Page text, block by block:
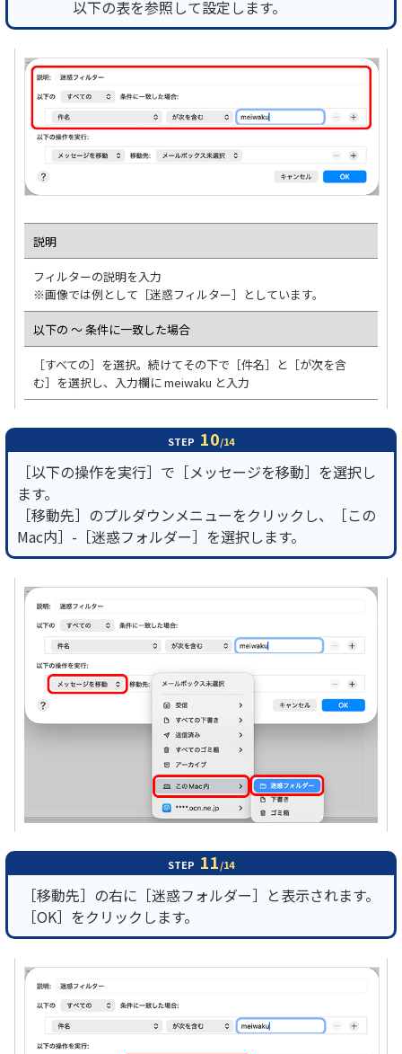
以下の表を参照して設定します。
説明
フィルターの説明を入力
※画像では例として［迷惑フィルター］としています。
以下の ～ 条件に一致した場合
［すべての］を選択。続けてその下で［件名］と［が次を含
む］を選択し、入力欄に meiwaku と入力
STEP 10/14
［以下の操作を実行］で［メッセージを移動］を選択し
ます。
［移動先］のプルダウンメニューをクリックし、［この
Mac内］-［迷惑フォルダー］を選択します。
STEP 11/14
［移動先］の右に［迷惑フォルダー］と表示されます。
［OK］をクリックします。